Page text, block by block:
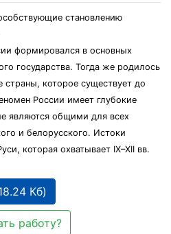
становлению
формировался в основных
государства. Тогда же родилось
страны, которое существует до
России имеет глубокие
являются общими для всex
и белорусского. Истоки
которая охватывает IX–XII вв.
Кб)
работу?